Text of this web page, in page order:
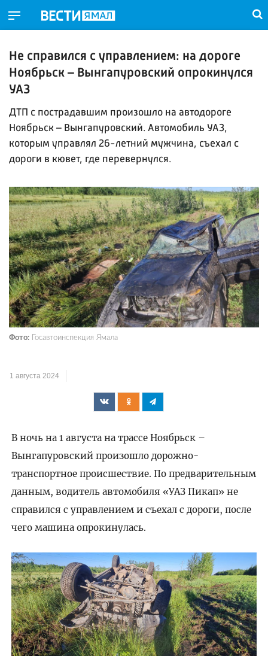
Не справился с управлением: на дороге
Ноябрьск – Вынгапуровский опрокинулся
УАЗ
ДТП с пострадавшим произошло на автодороге
Ноябрьск – Вынгапуровский. Автомобиль УАЗ,
которым управлял 26-летний мужчина, съехал с
дороги в кювет, где перевернулся.
Фото: Госавтоинспекция Ямала
1 августа 2024
В ночь на 1 августа на трассе Ноябрьск –
Вынгапуровский произошло дорожно-
транспортное происшествие. По предварительным
данным, водитель автомобиля «УАЗ Пикап» не
справился с управлением и съехал с дороги, после
чего машина опрокинулась.